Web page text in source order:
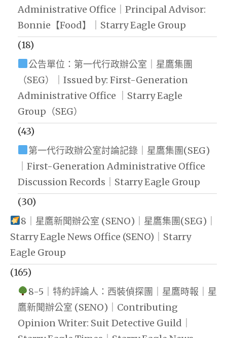
Administrative Office｜Principal Advisor:
Bonnie【Food】｜Starry Eagle Group
(18)
公告單位：第一代行政辦公室｜星鷹集團
（SEG）｜Issued by: First-Generation
Administrative Office ｜Starry Eagle
Group（SEG）
(43)
第一代行政辦公室討論記錄｜星鷹集團(SEG)
｜First-Generation Administrative Office
Discussion Records｜Starry Eagle Group
(30)
8｜星鷹新聞辦公室 (SENO)｜星鷹集團(SEG)｜
Starry Eagle News Office (SENO)｜Starry
Eagle Group
(165)
8-5｜特約評論人：西裝偵探團｜星鷹時報｜星
鷹新聞辦公室 (SENO)｜Contributing
Opinion Writer: Suit Detective Guild｜